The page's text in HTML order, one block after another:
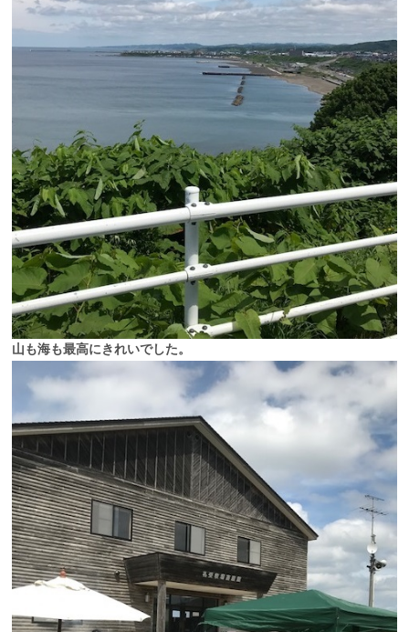
山も海も最高にきれいでした。